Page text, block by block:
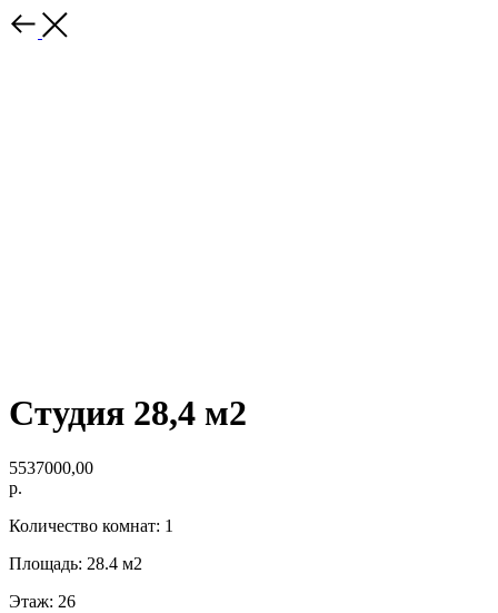
Студия 28,4 м2
5537000,00
р.
Количество комнат: 1
Площадь: 28.4 м2
Этаж: 26